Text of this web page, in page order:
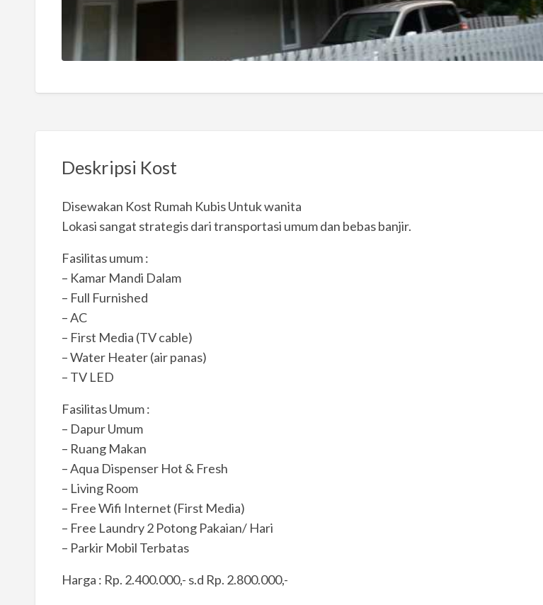
Deskripsi Kost
Disewakan Kost Rumah Kubis Untuk wanita
Lokasi sangat strategis dari transportasi umum dan bebas banjir.
Fasilitas umum :
– Kamar Mandi Dalam
– Full Furnished
– AC
– First Media (TV cable)
– Water Heater (air panas)
– TV LED
Fasilitas Umum :
– Dapur Umum
– Ruang Makan
– Aqua Dispenser Hot & Fresh
– Living Room
– Free Wifi Internet (First Media)
– Free Laundry 2 Potong Pakaian/ Hari
– Parkir Mobil Terbatas
Harga : Rp. 2.400.000,- s.d Rp. 2.800.000,-